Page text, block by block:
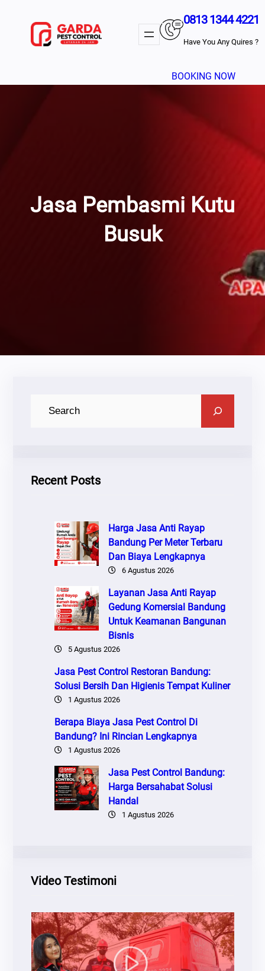
0813 1344 4221
Have You Any Quires ?
BOOKING NOW
Jasa Pembasmi Kutu
Busuk
Recent Posts
Harga Jasa Anti Rayap
Bandung Per Meter Terbaru
Dan Biaya Lengkapnya
6 Agustus 2026
Layanan Jasa Anti Rayap
Gedung Komersial Bandung
Untuk Keamanan Bangunan
Bisnis
5 Agustus 2026
Jasa Pest Control Restoran Bandung:
Solusi Bersih Dan Higienis Tempat Kuliner
1 Agustus 2026
Berapa Biaya Jasa Pest Control Di
Bandung? Ini Rincian Lengkapnya
1 Agustus 2026
Jasa Pest Control Bandung:
Harga Bersahabat Solusi
Handal
1 Agustus 2026
Video Testimoni